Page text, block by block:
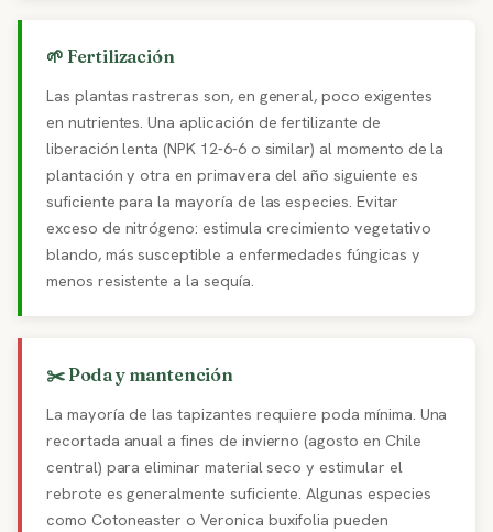
🌱 Fertilización
Las plantas rastreras son, en general, poco exigentes
en nutrientes. Una aplicación de fertilizante de
liberación lenta (NPK 12-6-6 o similar) al momento de la
plantación y otra en primavera del año siguiente es
suficiente para la mayoría de las especies. Evitar
exceso de nitrógeno: estimula crecimiento vegetativo
blando, más susceptible a enfermedades fúngicas y
menos resistente a la sequía.
✂️ Poda y mantención
La mayoría de las tapizantes requiere poda mínima. Una
recortada anual a fines de invierno (agosto en Chile
central) para eliminar material seco y estimular el
rebrote es generalmente suficiente. Algunas especies
como Cotoneaster o Veronica buxifolia pueden